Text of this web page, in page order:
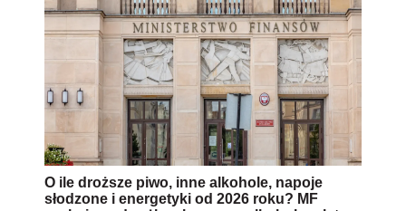
O ile droższe piwo, inne alkohole, napoje
słodzone i energetyki od 2026 roku? MF